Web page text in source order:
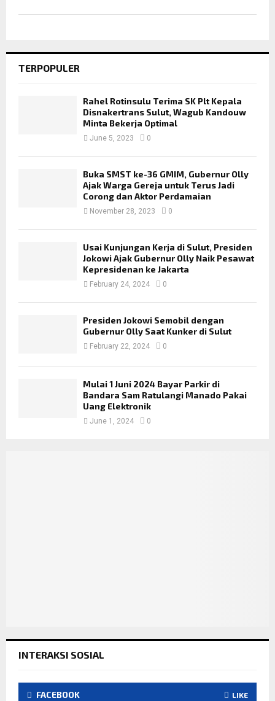
TERPOPULER
Rahel Rotinsulu Terima SK Plt Kepala
Disnakertrans Sulut, Wagub Kandouw
Minta Bekerja Optimal
June 5, 2023 0
Buka SMST ke-36 GMIM, Gubernur Olly
Ajak Warga Gereja untuk Terus Jadi
Corong dan Aktor Perdamaian
November 28, 2023 0
Usai Kunjungan Kerja di Sulut, Presiden
Jokowi Ajak Gubernur Olly Naik Pesawat
Kepresidenan ke Jakarta
February 24, 2024 0
Presiden Jokowi Semobil dengan
Gubernur Olly Saat Kunker di Sulut
February 22, 2024 0
Mulai 1 Juni 2024 Bayar Parkir di
Bandara Sam Ratulangi Manado Pakai
Uang Elektronik
June 1, 2024 0
INTERAKSI SOSIAL
FACEBOOK LIKE